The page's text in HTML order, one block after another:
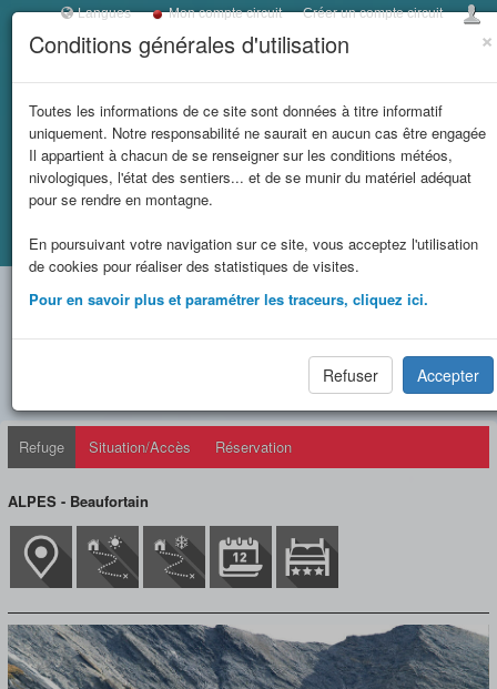
×
Conditions générales d'utilisation
Toutes les informations de ce site sont données à titre informatif
uniquement. Notre responsabilité ne saurait en aucun cas être engagée
Il appartient à chacun de se renseigner sur les conditions météos,
nivologiques, l'état des sentiers... et de se munir du matériel adéquat
pour se rendre en montagne.
En poursuivant votre navigation sur ce site, vous acceptez l'utilisation
de cookies pour réaliser des statistiques de visites.
Pour en savoir plus et paramétrer les traceurs, cliquez ici.
Refuser Accepter
Langues Mon compte circuit Créer un compte circuit
LES REFUGES DE
SAVOIE
et massifs
limitrophes
Fiche refuge REFUGE DE LA CROIX DU BONHOMME (FFCAM)
REFUGE DE LA CROIX DU
BONHOMME (FFCAM)
Refuge Situation/Accès Réservation
ALPES - Beaufortain